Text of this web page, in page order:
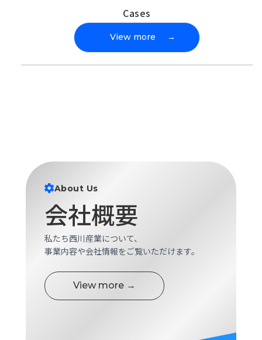
Cases
View more →
About Us
会社概要
私たち西川産業について、
事業内容や会社情報をご覧いただけます。
View more →